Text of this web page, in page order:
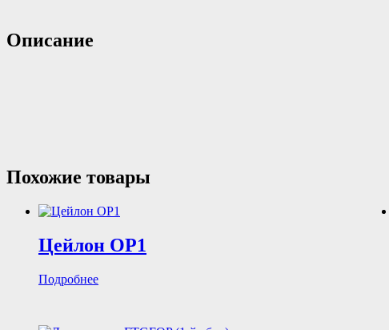
Описание
Похожие товары
Цейлон ОР1
Подробнее